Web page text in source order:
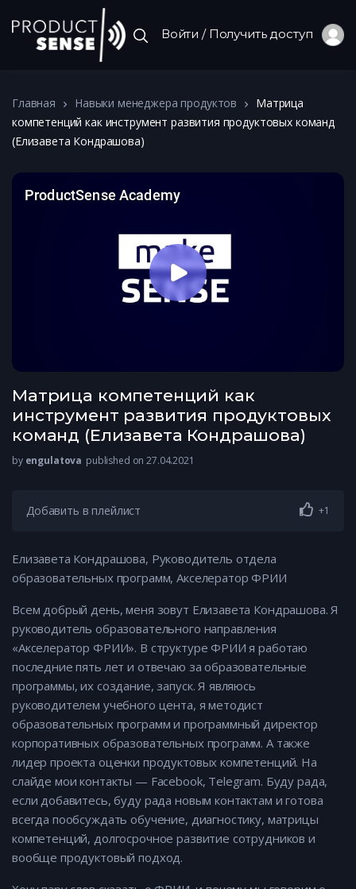
Войти / Получить доступ
Главная Навыки менеджера продуктов
Матрица
компетенций как инструмент развития продуктовых команд
(Елизавета Кондрашова)
Матрица компетенций как
инструмент развития продуктовых
команд (Елизавета Кондрашова)
by engulatova published on 27.04.2021
Добавить в плейлист +1
Елизавета Кондрашова, Руководитель отдела
образовательных программ, Акселератор ФРИИ
Всем добрый день, меня зовут Елизавета Кондрашова. Я
руководитель образовательного направления
«Акселератор ФРИИ». В структуре ФРИИ я работаю
последние пять лет и отвечаю за образовательные
программы, их создание, запуск. Я являюсь
руководителем учебного цента, я методист
образовательных программ и программный директор
корпоративных образовательных программ. А также
лидер проекта оценки продуктовых компетенций. На
слайде мои контакты — Facebook, Telegram. Буду рада,
если добавитесь, буду рада новым контактам и готова
всегда пообсуждать обучение, диагностику, матрицы
компетенций, долгосрочное развитие сотрудников и
вообще продуктовый подход.